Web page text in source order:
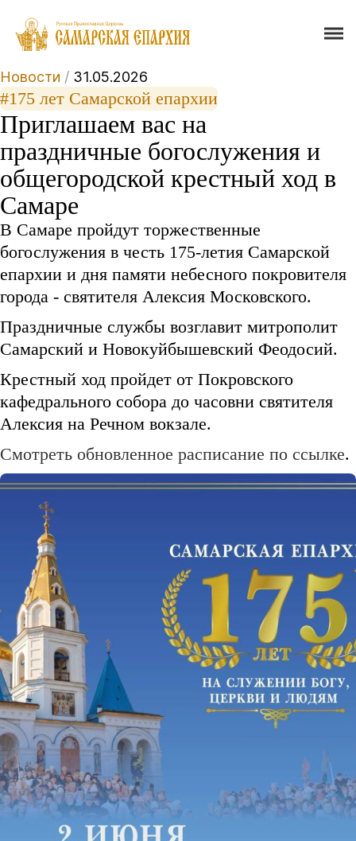
Новости / 31.05.2026
#175 лет Самарской епархии
Приглашаем вас на
праздничные богослужения и
общегородской крестный ход в
Самаре
В Самаре пройдут торжественные
богослужения в честь 175-летия Самарской
епархии и дня памяти небесного покровителя
города - святителя Алексия Московского.
Праздничные службы возглавит митрополит
Самарский и Новокуйбышевский Феодосий.
Крестный ход пройдет от Покровского
кафедрального собора до часовни святителя
Алексия на Речном вокзале.
Смотреть обновленное расписание по ссылке.